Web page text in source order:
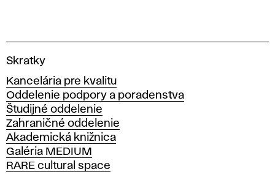
a
V
s
o
k
á
š
k
o
Skratky
Kancelária pre kvalitu
Oddelenie podpory a poradenstva
Študijné oddelenie
Zahraničné oddelenie
Akademická knižnica
Galéria MEDIUM
RARE cultural space